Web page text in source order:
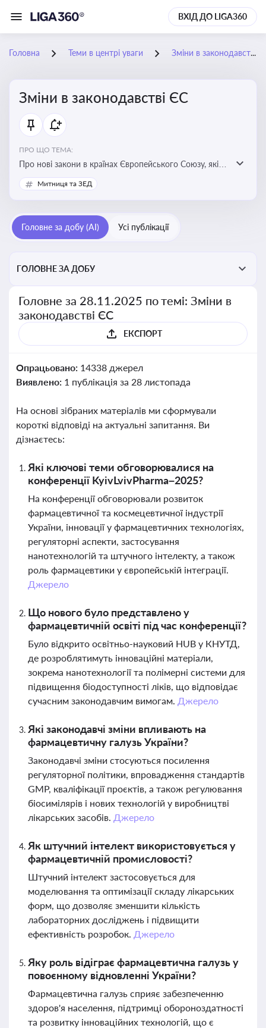
ВХІД ДО LIGA360
Головна Теми в центрі уваги Зміни в законодавстві ЄС
Зміни в законодавстві ЄС
ПРО ЩО ТЕМА:
Про нові закони в країнах Європейського Союзу, які
впливають на умови торгівлі, трудової міграції,
інтеграції та перспективу членства України в
Митниця та ЗЕД
Головне за добу (AI) Усі публікації
ГОЛОВНЕ ЗА ДОБУ
Головне за 28.11.2025 по темі: Зміни в
законодавстві ЄС
ЕКСПОРТ
Опрацьовано: 14338 джерел
Виявлено: 1 публікація за 28 листопада
На основі зібраних матеріалів ми сформували
короткі відповіді на актуальні запитання. Ви
дізнаєтесь:
Які ключові теми обговорювалися на
конференції KyivLvivPharma–2025?
На конференції обговорювали розвиток
фармацевтичної та космецевтичної індустрії
України, інновації у фармацевтичних технологіях,
регуляторні аспекти, застосування
нанотехнологій та штучного інтелекту, а також
роль фармацевтики у європейській інтеграції.
Джерело
Що нового було представлено у
фармацевтичній освіті під час конференції?
Було відкрито освітньо-науковий HUB у КНУТД,
де розроблятимуть інноваційні матеріали,
зокрема нанотехнології та полімерні системи для
підвищення біодоступності ліків, що відповідає
сучасним законодавчим вимогам. Джерело
Які законодавчі зміни впливають на
фармацевтичну галузь України?
Законодавчі зміни стосуються посилення
регуляторної політики, впровадження стандартів
GMP, кваліфікації проєктів, а також регулювання
біосимілярів і нових технологій у виробництві
лікарських засобів. Джерело
Як штучний інтелект використовується у
фармацевтичній промисловості?
Штучний інтелект застосовується для
моделювання та оптимізації складу лікарських
форм, що дозволяє зменшити кількість
лабораторних досліджень і підвищити
ефективність розробок. Джерело
Яку роль відіграє фармацевтична галузь у
повоєнному відновленні України?
Фармацевтична галузь сприяє забезпеченню
здоров'я населення, підтримці обороноздатності
та розвитку інноваційних технологій, що є